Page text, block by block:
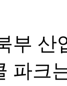
부 산
파크